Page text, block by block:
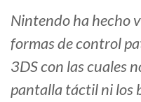
Nintendo ha hecho
formas de control
3DS con las cuales
pantalla táctil ni los